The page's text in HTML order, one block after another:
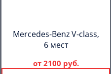
Mercedes-Benz V-class,
6 мест
от 2100 руб.